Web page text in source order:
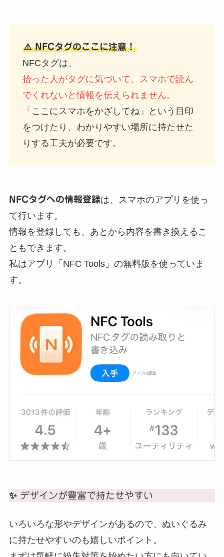
⚠️ NFCタグのここに注意！
NFCタグは、
拾った人がタグに気づいて、スマホで読ん
でくれないと情報を伝えられません。
「ここにスマホをかざしてね」という目印
をつけたり、わかりやすい場所に持たせた
りする工夫が必要です。
NFCタグへの情報登録は、スマホのアプリを使っ
て行います。
情報を登録しても、あとから内容を書き換えるこ
ともできます。
私はアプリ「NFC Tools」の無料版を使っていま
す。
✨ デザインが豊富で持たせやすい
いろいろな形やデザインがあるので、ぬいぐるみ
に持たせやすいのも嬉しいポイント。